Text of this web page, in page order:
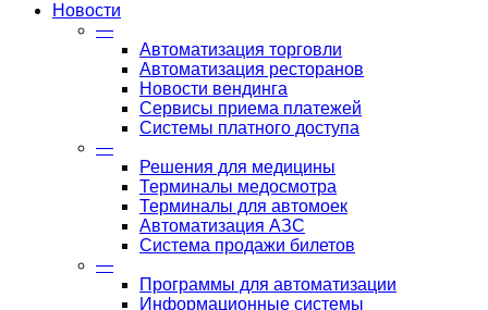
Новости
—
Автоматизация торговли
Автоматизация ресторанов
Новости вендинга
Сервисы приема платежей
Системы платного доступа
—
Решения для медицины
Терминалы медосмотра
Терминалы для автомоек
Автоматизация АЗС
Система продажи билетов
—
Программы для автоматизации
Информационные системы